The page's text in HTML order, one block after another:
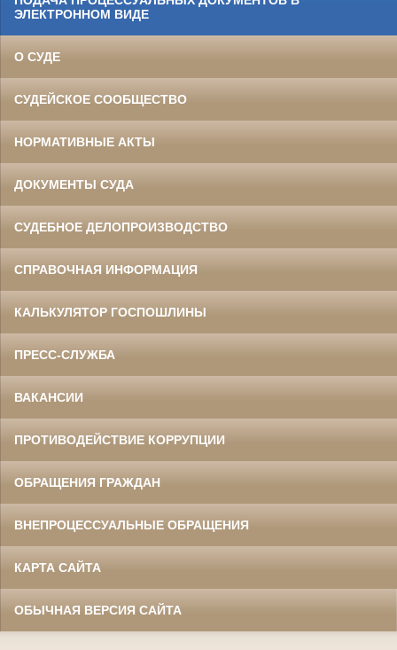
ЭЛЕКТРОННОМ ВИДЕ
О СУДЕ
СУДЕЙСКОЕ СООБЩЕСТВО
НОРМАТИВНЫЕ АКТЫ
ДОКУМЕНТЫ СУДА
СУДЕБНОЕ ДЕЛОПРОИЗВОДСТВО
СПРАВОЧНАЯ ИНФОРМАЦИЯ
КАЛЬКУЛЯТОР ГОСПОШЛИНЫ
ПРЕСС-СЛУЖБА
ВАКАНСИИ
ПРОТИВОДЕЙСТВИЕ КОРРУПЦИИ
ОБРАЩЕНИЯ ГРАЖДАН
ВНЕПРОЦЕССУАЛЬНЫЕ ОБРАЩЕНИЯ
КАРТА САЙТА
ОБЫЧНАЯ ВЕРСИЯ САЙТА